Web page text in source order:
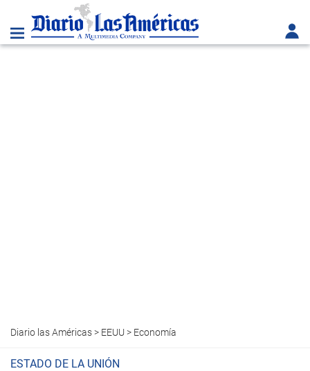
Diario las Américas> EEUU > Economía
ESTADO DE LA UNIÓN